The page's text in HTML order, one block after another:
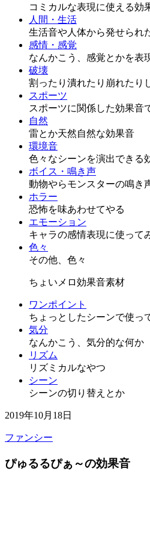
コミカルな表現に使える効
人間・生活
生活音や人体から発せられ
感情・感覚
なんかこう、感覚とかを表
破壊
割ったり潰れたり崩れたり
スポーツ
スポーツに関係した効果音
自然
雷とか天然自然な効果音
環境音
色々なシーンを演出できる
ボイス・鳴き声
動物やらモンスターの鳴き
ホラー
恐怖を味あわせてやる
エモーション
キャラの感情表現に使って
色々
その他、色々
ちょいメロ効果音素材
ワンポイント
ちょっとしたシーンで使っ
気分
なんかこう、気分的な何か
リズム
リズミカルなやつ
シーン
シーンの切り替えとか
2019年10月18日
ファンシー
ぴゅるるぴぁ～の効果音